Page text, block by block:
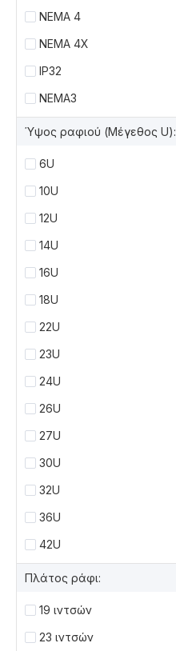
ΝΕΜΑ 4
ΝΕΜΑ 4Χ
IP32
ΝΕΜΑ3
Ύψος ραφιού (Μέγεθος U):
6U
10U
12U
14U
16U
18U
22U
23U
24U
26U
27U
30U
32U
36U
42U
Πλάτος ράφι:
19 ιντσών
23 ιντσών